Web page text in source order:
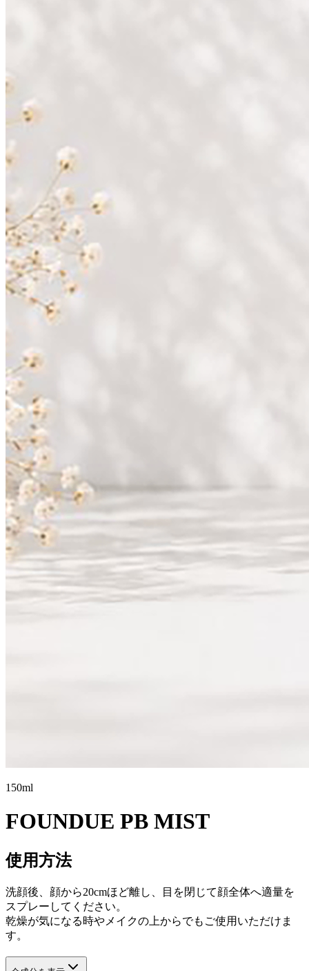
150ml
FOUNDUE PB MIST
使用方法
洗顔後、顔から20cmほど離し、目を閉じて顔全体へ適量を
スプレーしてください。
乾燥が気になる時やメイクの上からでもご使用いただけま
す。